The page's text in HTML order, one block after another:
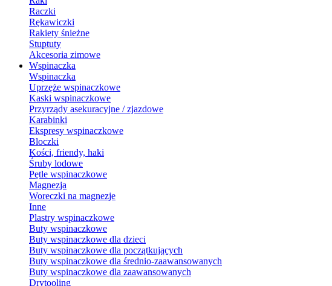
Raczki
Rękawiczki
Rakiety śnieżne
Stuptuty
Akcesoria zimowe
Wspinaczka
Wspinaczka
Uprzęże wspinaczkowe
Kaski wspinaczkowe
Przyrządy asekuracyjne / zjazdowe
Karabinki
Ekspresy wspinaczkowe
Bloczki
Kości, friendy, haki
Śruby lodowe
Pętle wspinaczkowe
Magnezja
Woreczki na magnezje
Inne
Plastry wspinaczkowe
Buty wspinaczkowe
Buty wspinaczkowe dla dzieci
Buty wspinaczkowe dla początkujących
Buty wspinaczkowe dla średnio-zaawansowanych
Buty wspinaczkowe dla zaawansowanych
Drytooling